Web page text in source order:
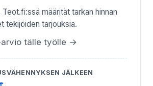
Teot.fi:ssä määrität tarkan hinnan
tekijöiden tarjouksia.
arvio tälle työlle →
JÄLKEEN